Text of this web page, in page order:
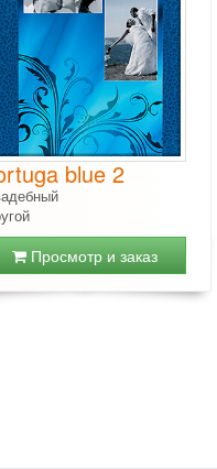
blue 2
Просмотр и заказ